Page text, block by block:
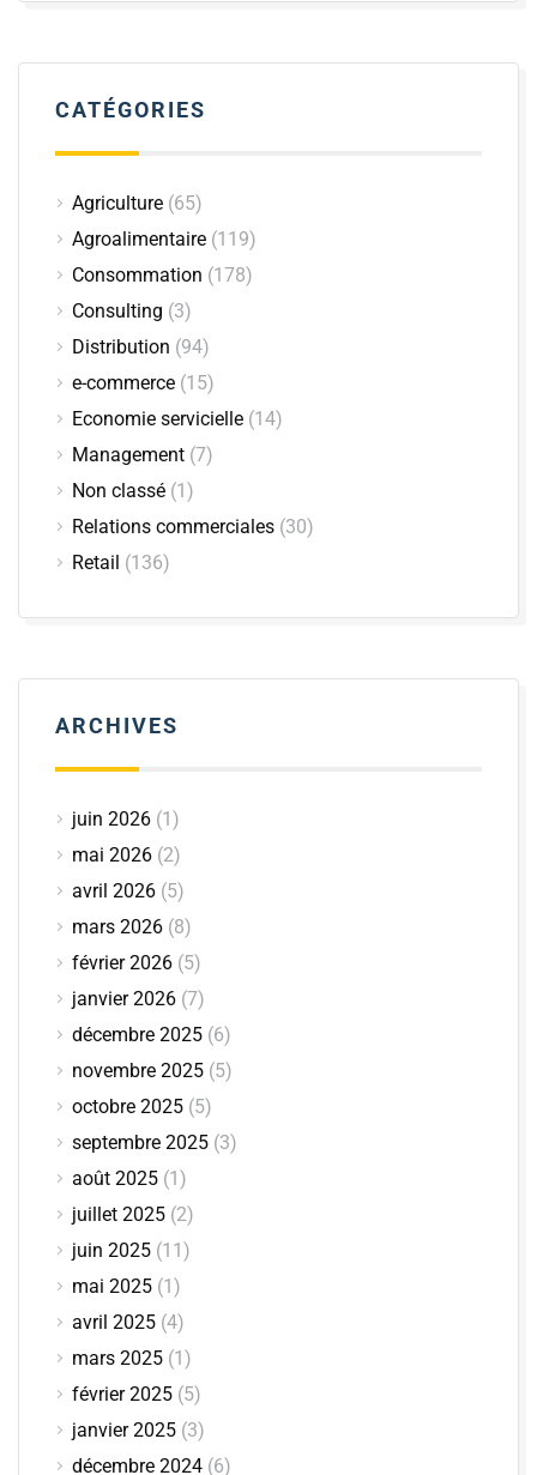
CATÉGORIES
Agriculture (65)
Agroalimentaire (119)
Consommation (178)
Consulting (3)
Distribution (94)
e-commerce (15)
Economie servicielle (14)
Management (7)
Non classé (1)
Relations commerciales (30)
Retail (136)
ARCHIVES
juin 2026 (1)
mai 2026 (2)
avril 2026 (5)
mars 2026 (8)
février 2026 (5)
janvier 2026 (7)
décembre 2025 (6)
novembre 2025 (5)
octobre 2025 (5)
septembre 2025 (3)
août 2025 (1)
juillet 2025 (2)
juin 2025 (11)
mai 2025 (1)
avril 2025 (4)
mars 2025 (1)
février 2025 (5)
janvier 2025 (3)
décembre 2024 (6)